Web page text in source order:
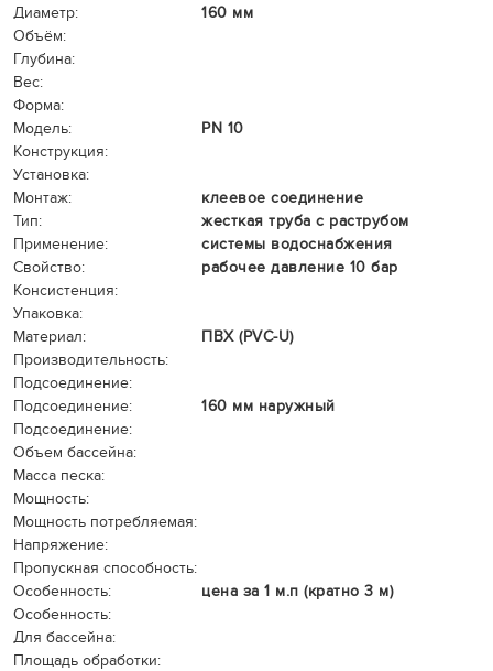
Диаметр:
160 мм
Объём:
Глубина:
Вес:
Форма:
Модель:
PN 10
Конструкция:
Установка:
Монтаж:
клеевое соединение
Тип:
жесткая труба с раструбом
Применение:
системы водоснабжения
Свойство:
рабочее давление 10 бар
Консистенция:
Упаковка:
Материал:
ПВХ (PVC-U)
Производительность:
Подсоединение:
Подсоединение:
160 мм наружный
Подсоединение:
Объем бассейна:
Масса песка:
Мощность:
Мощность потребляемая:
Напряжение:
Пропускная способность:
Особенность:
цена за 1 м.п (кратно 3 м)
Особенность:
Для бассейна:
Площадь обработки: